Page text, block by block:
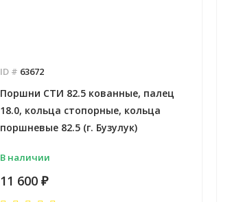
ID # 63672
Поршни СТИ 82.5 кованные, палец
18.0, кольца стопорные, кольца
поршневые 82.5 (г. Бузулук)
В наличии
11 600 ₽